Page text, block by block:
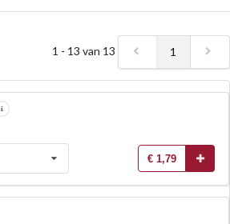
1 - 13 van 13 1
€ 1,79